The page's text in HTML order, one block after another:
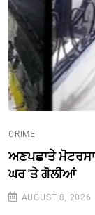
CRIME
ਅਣਪਛਾਤੇ
ਘਰ 'ਤੇ ਗੋਲੀਆਂ
AUGUST 8, 2026